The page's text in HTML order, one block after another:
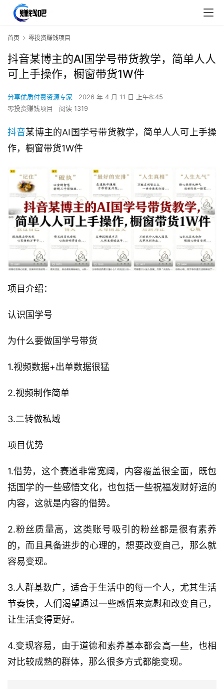
首页 零投资赚钱项目
抖音某博主的AI国学号带货教学，简单人人
可上手操作，橱窗带货1W件
分享优质付费资源专家
2026 年 4 月 11 日 上午8:45
零投资赚钱项目
阅读 1319
抖音某博主的AI国学号带货教学，简单人人可上手操
作，橱窗带货1W件
项目介绍：
认识国学号
为什么要做国学号带货
1.视频数据+出单数据很猛
2.视频制作简单
3.二转做私域
项目优势
1.借势，这个赛道非常宽阔，内容覆盖很全面，既包
括国学的一些感悟文化，也包括一些祝福发财好运的
内容，这就是内容的借势。
2.粉丝质量高，这类账号吸引的粉丝都是很有素养
的，而且具备进步的心理的，想要改变自己，那么就
容易变现。
3.人群基数广，适合于生活中的每一个人，尤其生活
节奏快，人们渴望通过一些感悟来宽慰和改变自己，
让生活变得更好。
4.变现容易，由于道德和素养基本都会高一些，也相
对比较成熟的群体，那么很多方式都能变现。